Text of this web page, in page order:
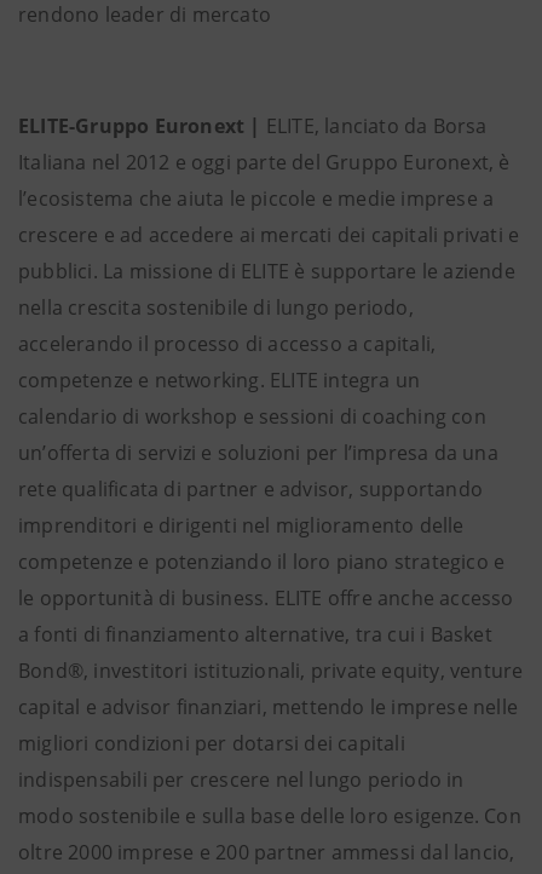
rendono leader di mercato
ELITE-Gruppo Euronext | ELITE, lanciato da Borsa
Italiana nel 2012 e oggi parte del Gruppo Euronext, è
l’ecosistema che aiuta le piccole e medie imprese a
crescere e ad accedere ai mercati dei capitali privati e
pubblici. La missione di ELITE è supportare le aziende
nella crescita sostenibile di lungo periodo,
accelerando il processo di accesso a capitali,
competenze e networking. ELITE integra un
calendario di workshop e sessioni di coaching con
un’offerta di servizi e soluzioni per l’impresa da una
rete qualificata di partner e advisor, supportando
imprenditori e dirigenti nel miglioramento delle
competenze e potenziando il loro piano strategico e
le opportunità di business. ELITE offre anche accesso
a fonti di finanziamento alternative, tra cui i Basket
Bond®, investitori istituzionali, private equity, venture
capital e advisor finanziari, mettendo le imprese nelle
migliori condizioni per dotarsi dei capitali
indispensabili per crescere nel lungo periodo in
modo sostenibile e sulla base delle loro esigenze. Con
oltre 2000 imprese e 200 partner ammessi dal lancio,